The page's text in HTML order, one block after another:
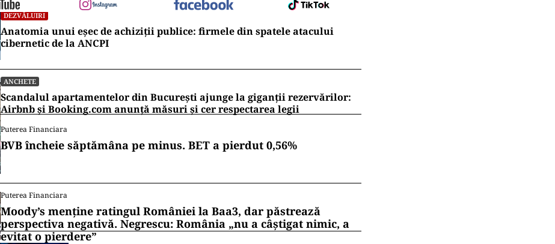
DEZVĂLUIRI
Anatomia unui eșec de achiziții publice: firmele din spatele atacului
cibernetic de la ANCPI
ANCHETE
Scandalul apartamentelor din București ajunge la giganții rezervărilor:
Airbnb și Booking.com anunță măsuri și cer respectarea legii
Puterea Financiara
BVB încheie săptămâna pe minus. BET a pierdut 0,56%
Puterea Financiara
Moody’s menține ratingul României la Baa3, dar păstrează
perspectiva negativă. Negrescu: România „nu a câștigat nimic, a
evitat o pierdere”